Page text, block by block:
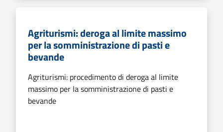
Agriturismi: deroga al limite massimo
per la somministrazione di pasti e
bevande
Agriturismi: procedimento di deroga al limite
massimo per la somministrazione di pasti e
bevande